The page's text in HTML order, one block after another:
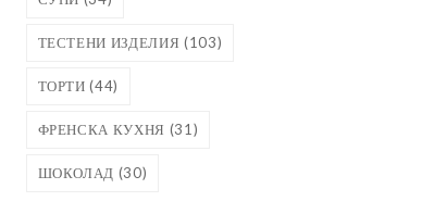
ТЕСТЕНИ ИЗДЕЛИЯ (103)
ТОРТИ (44)
ФРЕНСКА КУХНЯ (31)
ШОКОЛАД (30)